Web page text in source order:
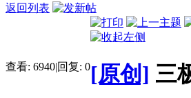
返回列表
查看: 6940|回复: 0[原创] 三